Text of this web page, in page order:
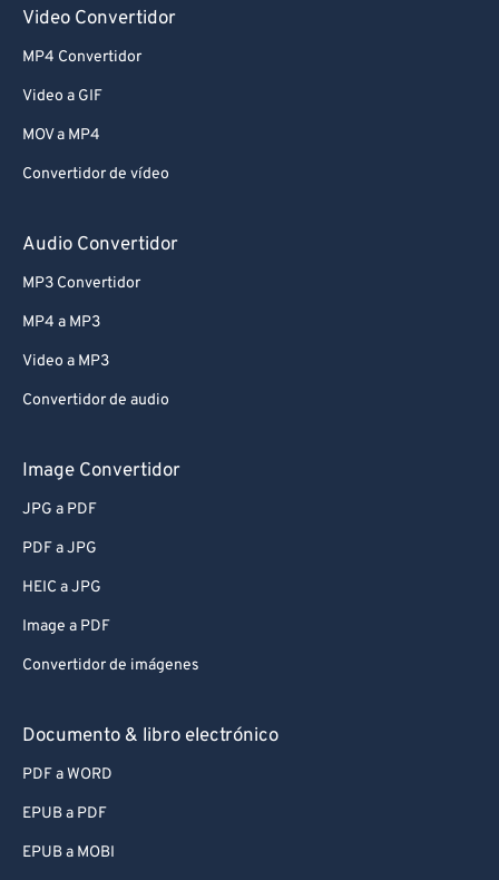
Video Convertidor
MP4 Convertidor
Video a GIF
MOV a MP4
Convertidor de vídeo
Audio Convertidor
MP3 Convertidor
MP4 a MP3
Video a MP3
Convertidor de audio
Image Convertidor
JPG a PDF
PDF a JPG
HEIC a JPG
Image a PDF
Convertidor de imágenes
Documento & libro electrónico
PDF a WORD
EPUB a PDF
EPUB a MOBI